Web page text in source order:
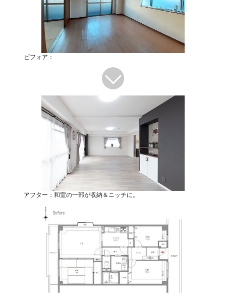
ビフォア：
アフター：和室の一部が収納＆ニッチに。